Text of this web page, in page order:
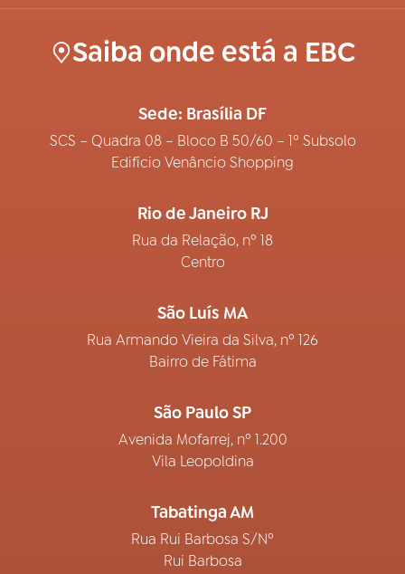
Saiba onde está a EBC
Sede: Brasília DF
SCS – Quadra 08 – Bloco B 50/60 – 1º Subsolo
Edifício Venâncio Shopping
Rio de Janeiro RJ
Rua da Relação, nº 18
Centro
São Luís MA
Rua Armando Vieira da Silva, nº 126
Bairro de Fátima
São Paulo SP
Avenida Mofarrej, nº 1.200
Vila Leopoldina
Tabatinga AM
Rua Rui Barbosa S/Nº
Rui Barbosa